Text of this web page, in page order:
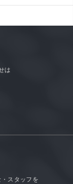
は
スタッフを